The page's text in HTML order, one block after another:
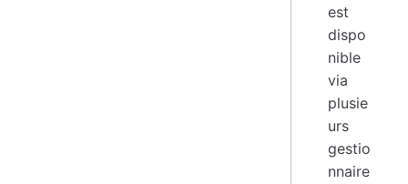
est
dispo
nible
via
plusie
urs
gestio
nnaire